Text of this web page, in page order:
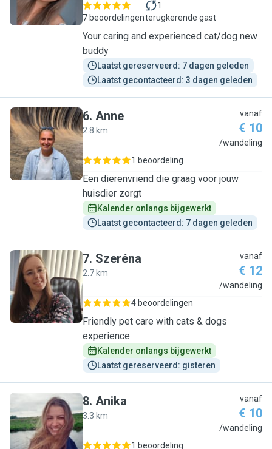
7 beoordelingen
1
terugkerende gast
Your caring and experienced cat/dog new
buddy
Laatst gereserveerd: 7 dagen geleden
Laatst gecontacteerd: 3 dagen geleden
A
6. Anne
2.8 km
vanaf
€ 10
/wandeling
1 beoordeling
Een dierenvriend die graag voor jouw
huisdier zorgt
Kalender onlangs bijgewerkt
Laatst gecontacteerd: 7 dagen geleden
S
7. Szeréna
2.7 km
vanaf
€ 12
/wandeling
4 beoordelingen
Friendly pet care with cats & dogs
experience
Kalender onlangs bijgewerkt
Laatst gereserveerd: gisteren
A
8. Anika
3.3 km
vanaf
€ 10
/wandeling
1 beoordeling